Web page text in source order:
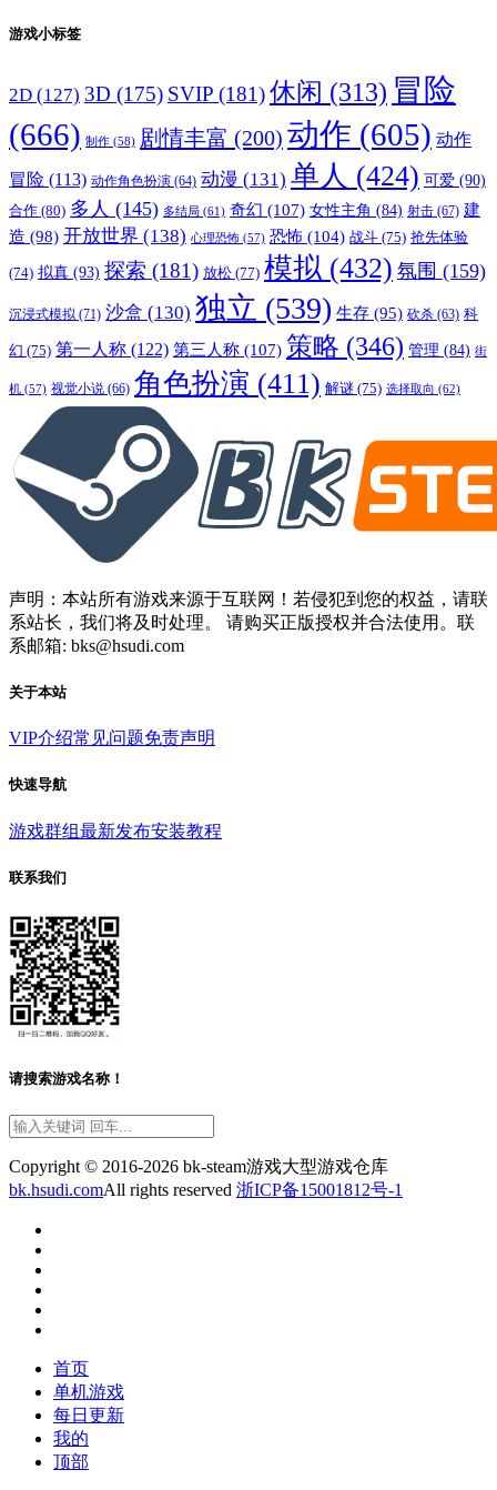
游戏小标签
2D (127) 3D (175) SVIP (181)休闲 (313) 冒险
(666) 制作 (58) 剧情丰富 (200) 动作 (605) 动作
冒险 (113) 动作角色扮演 (64) 动漫 (131) 单人 (424) 可爱 (90)
合作 (80) 多人 (145) 多结局 (61) 奇幻 (107) 女性主角 (84) 射击 (67) 建
造 (98) 开放世界 (138) 心理恐怖 (57) 恐怖 (104) 战斗 (75) 抢先体验
(74) 拟真 (93) 探索 (181) 放松 (77) 模拟 (432) 氛围 (159)
沉浸式模拟 (71) 沙盒 (130) 独立 (539) 生存 (95) 砍杀 (63) 科
幻 (75) 第一人称 (122) 第三人称 (107) 策略 (346) 管理 (84) 街
机 (57) 视觉小说 (66) 角色扮演 (411) 解谜 (75) 选择取向 (62)
声明：本站所有游戏来源于互联网！若侵犯到您的权益，请联
系站长，我们将及时处理。 请购买正版授权并合法使用。联
系邮箱: bks@hsudi.com
关于本站
VIP介绍常见问题免责声明
快速导航
游戏群组最新发布安装教程
联系我们
请搜索游戏名称！
Copyright © 2016-2026 bk-steam游戏大型游戏仓库
bk.hsudi.comAll rights reserved 浙ICP备15001812号-1
首页
单机游戏
每日更新
我的
顶部